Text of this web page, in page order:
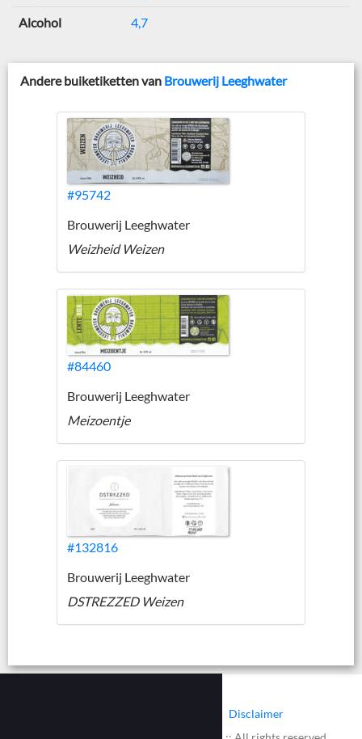
Alcohol 4,7
Andere buiketiketten van Brouwerij Leeghwater
#95742
Brouwerij Leeghwater
Weizheid Weizen
#84460
Brouwerij Leeghwater
Meizoentje
#132816
Brouwerij Leeghwater
DSTREZZED Weizen
Disclaimer